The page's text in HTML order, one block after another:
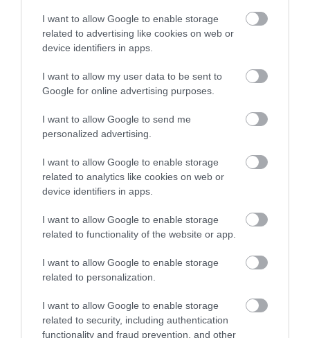
I want to allow Google to enable storage
related to advertising like cookies on web or
device identifiers in apps.
I want to allow my user data to be sent to
Google for online advertising purposes.
I want to allow Google to send me
personalized advertising.
I want to allow Google to enable storage
related to analytics like cookies on web or
device identifiers in apps.
I want to allow Google to enable storage
related to functionality of the website or app.
I want to allow Google to enable storage
related to personalization.
I want to allow Google to enable storage
related to security, including authentication
functionality and fraud prevention, and other
Η κρίση φταίει για τη…στύση;
επηρεάσουν τη σεξουαλική ζωή ενός άνδρα. Οι ειδικοί
καθημερινά εντοπίζουν στους άνδρες δεκάδες ουρολογικά
προβλήματα ή παθολογικά που είναι πιθανό να βλάψουν τη
διαταραχθεί από πολλούς παράγοντες είτε ψυχολογικούς
είτε οργανικούς.Στο 50 με 80% των ανδρών με […]